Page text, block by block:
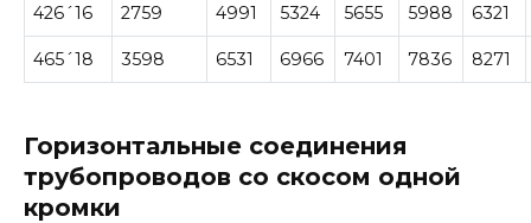
426´16 2759 4991 5324 5655 5988 6321
465´18 3598 6531 6966 7401 7836 8271
Горизонтальные соединения
трубопроводов со скосом одной
кромки